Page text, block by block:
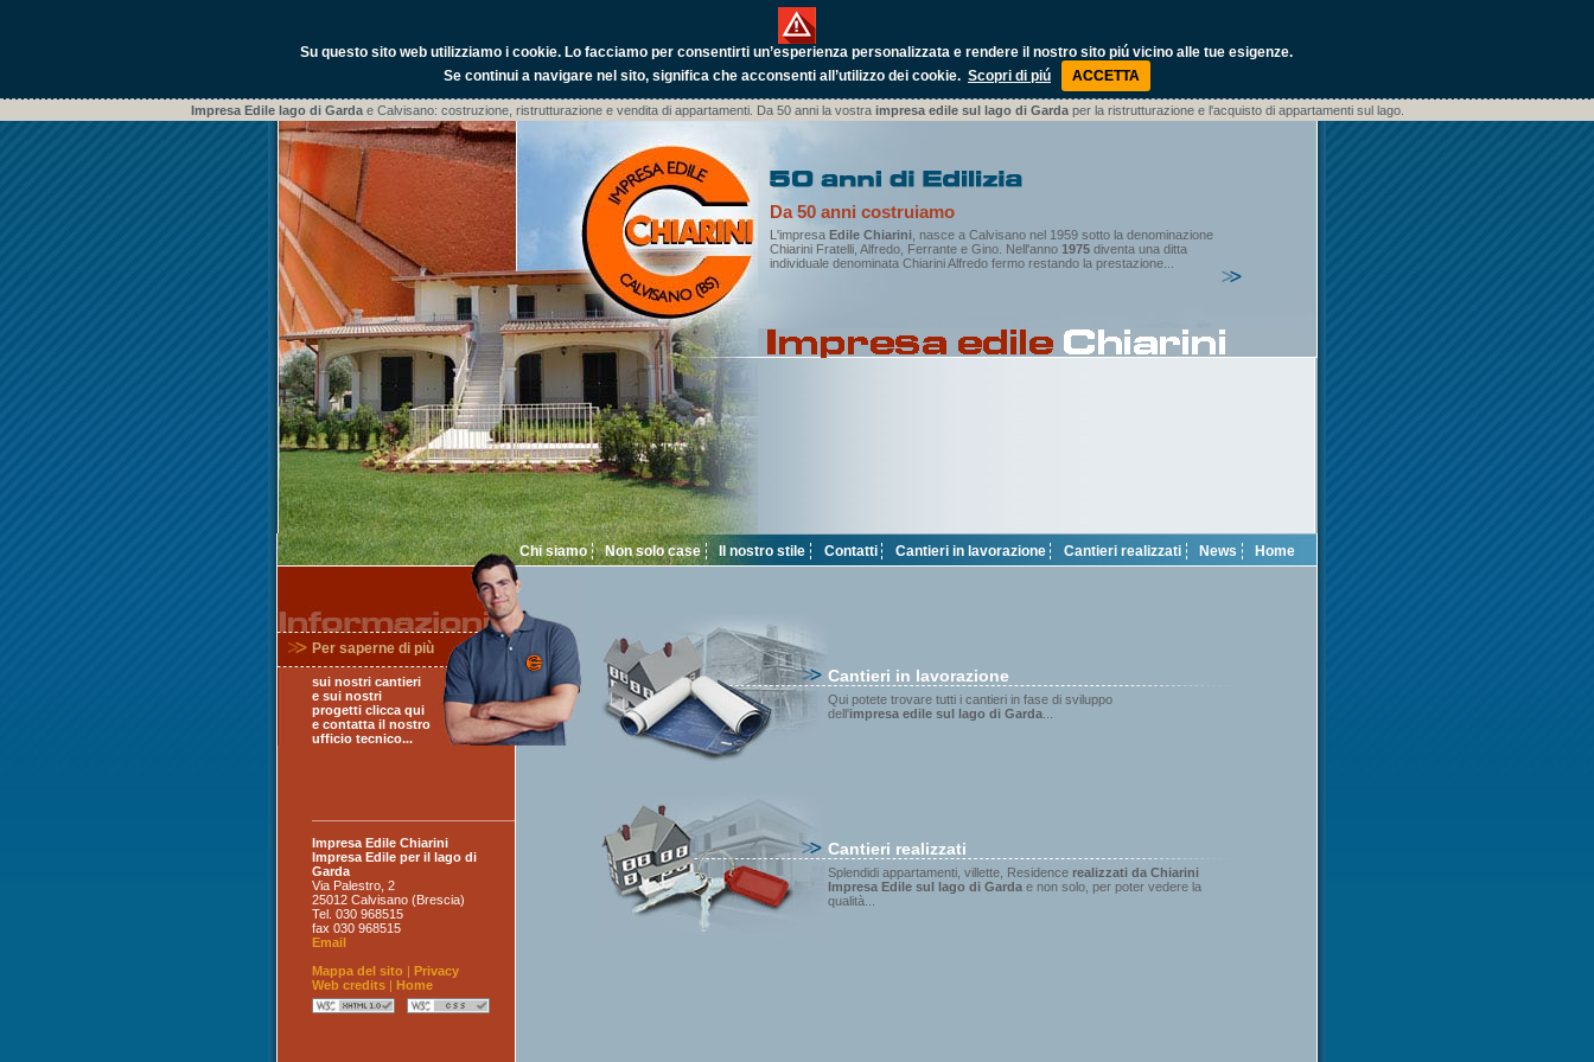
Su questo sito web utilizziamo i cookie. Lo facciamo per consentirti un’esperienza personalizzata e rendere il nostro sito piú vicino alle tue esigenze.
Se continui a navigare nel sito, significa che acconsenti all’utilizzo dei cookie. Scopri di piú ACCETTA
Impresa Edile lago di Gardae Calvisano: costruzione, ristrutturazione e vendita di appartamenti. Da 50 anni la vostra impresa edile sul lago di Garda per la ristrutturazione e l'acquisto di appartamenti sul lago.
Da 50 anni costruiamo
L'impresa Edile Chiarini , nasce a Calvisano nel 1959 sotto la denominazione
Chiarini Fratelli, Alfredo, Ferrante e Gino. Nell'anno 1975 diventa una ditta
individuale denominata Chiarini Alfredo fermo restando la prestazione...
Chi siamo Non solo case Il nostro stile Contatti Cantieri in lavorazione Cantieri realizzati News Home
Per saperne di più
sui nostri cantieri
e sui nostri
progetti clicca qui
e contatta il nostro
ufficio tecnico...
Impresa Edile Chiarini
Impresa Edile per il lago di
Garda
Via Palestro, 2
25012 Calvisano (Brescia)
Tel. 030 968515
fax 030 968515
Email
Mappa del sito | Privacy
Web credits | Home
Cantieri in lavorazione
Qui potete trovare tutti i cantieri in fase di sviluppo
dell'impresa edile sul lago di Garda
Cantieri realizzati
Splendidi appartamenti, villette, Residence realizzati da Chiarini
Impresa Edile sul lago di Garda e non solo, per poter vedere la
qualità...